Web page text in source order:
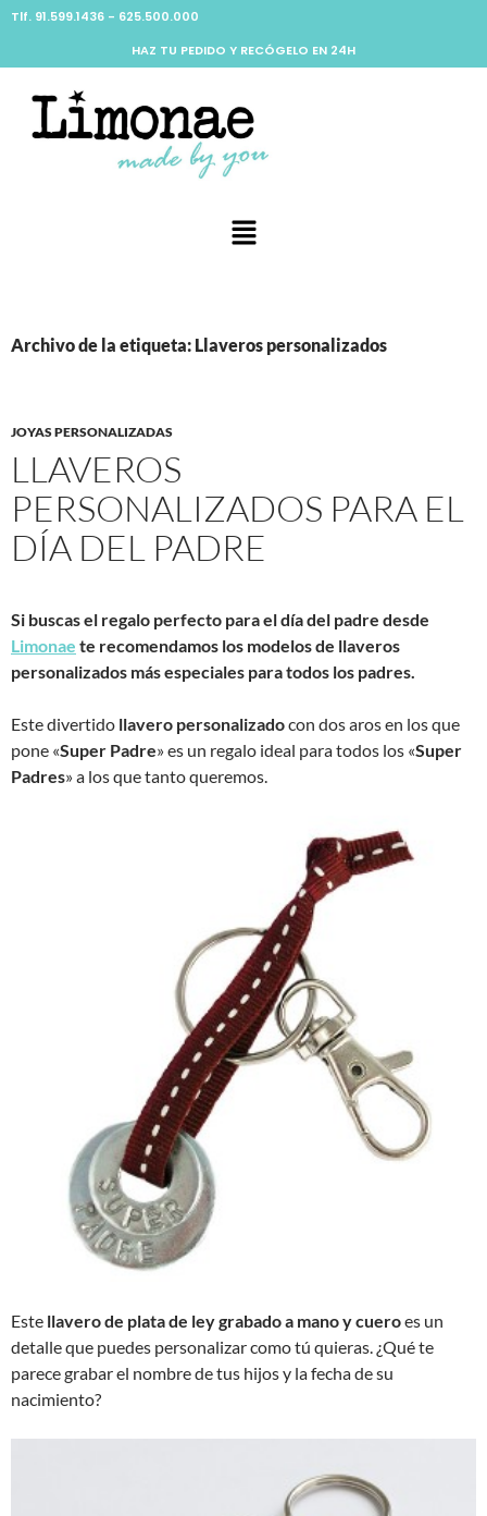
Tlf. 91.599.1436 - 625.500.000
HAZ TU PEDIDO Y RECÓGELO EN 24H
Archivo de la etiqueta: Llaveros personalizados
JOYAS PERSONALIZADAS
LLAVEROS
PERSONALIZADOS PARA EL
DÍA DEL PADRE
Si buscas el regalo perfecto para el día del padre desde
Limonae te recomendamos los modelos de llaveros
personalizados más especiales para todos los padres.
Este divertido llavero personalizadocon dos aros en los que
pone «Super Padre» es un regalo ideal para todos los «Super
Padres» a los que tanto queremos.
Este llavero de plata de ley grabado a mano y cueroes un
detalle que puedes personalizar como tú quieras. ¿Qué te
parece grabar el nombre de tus hijos y la fecha de su
nacimiento?